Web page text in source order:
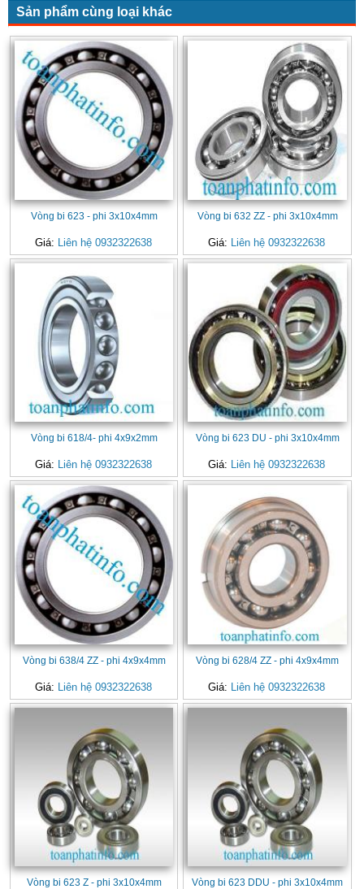
Sản phẩm cùng loại khác
Vòng bi 623 - phi 3x10x4mm
Giá: Liên hệ 0932322638
Vòng bi 632 ZZ - phi 3x10x4mm
Giá: Liên hệ 0932322638
Vòng bi 618/4- phi 4x9x2mm
Giá: Liên hệ 0932322638
Vòng bi 623 DU - phi 3x10x4mm
Giá: Liên hệ 0932322638
Vòng bi 638/4 ZZ - phi 4x9x4mm
Giá: Liên hệ 0932322638
Vòng bi 628/4 ZZ - phi 4x9x4mm
Giá: Liên hệ 0932322638
Vòng bi 623 Z - phi 3x10x4mm Vòng bi 623 DDU - phi 3x10x4mm